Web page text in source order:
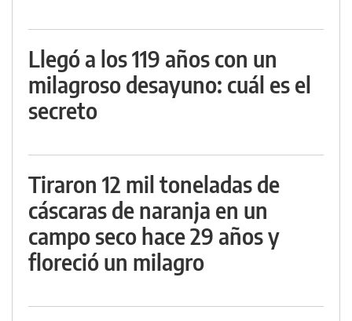
Llegó a los 119 años con un
milagroso desayuno: cuál es el
secreto
Tiraron 12 mil toneladas de
cáscaras de naranja en un
campo seco hace 29 años y
floreció un milagro